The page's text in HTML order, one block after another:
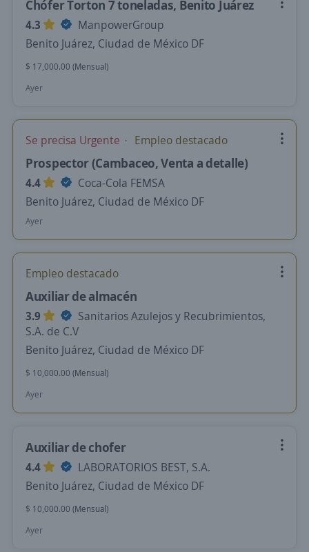
Chófer Torton 7 toneladas, Benito Juárez
4.3
ManpowerGroup
Benito Juárez, Ciudad de México DF
$ 17,000.00 (Mensual)
Ayer
Se precisa Urgente Empleo destacado
Prospector (Cambaceo, Venta a detalle)
4.4
Coca-Cola FEMSA
Benito Juárez, Ciudad de México DF
Ayer
Empleo destacado
Auxiliar de almacén
3.9
Sanitarios Azulejos y Recubrimientos,
S.A. de C.V
Benito Juárez, Ciudad de México DF
$ 10,000.00 (Mensual)
Ayer
Auxiliar de chofer
4.4
LABORATORIOS BEST, S.A.
Benito Juárez, Ciudad de México DF
$ 10,000.00 (Mensual)
Ayer